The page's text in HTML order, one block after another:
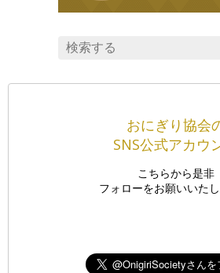
おにぎり協会
SNS公式アカウ
こちらから是非
フォローをお願いいたし